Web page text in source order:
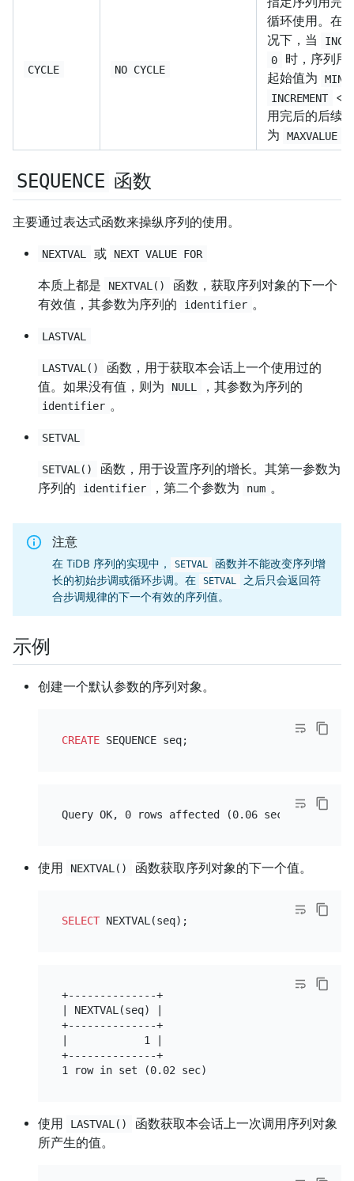
CYCLE NO CYCLE
循环使用。在
况下，当
0
时，序列用
起始值为
INCREMENT
<
用完后的后续
为
MAXVALUE
SEQUENCE 函数
主要通过表达式函数来操纵序列的使用。
NEXTVAL 或 NEXT VALUE FOR
本质上都是 NEXTVAL()
函数，获取序列对象的下一个
有效值，其参数为序列的
identifier 。
LASTVAL
LASTVAL()
函数，用于获取本会话上一个使用过的
值。如果没有值，则为
NULL ，其参数为序列的
identifier 。
SETVAL
SETVAL()
函数，用于设置序列的增长。其第一参数为
序列的
identifier ，第二个参数为 num 。
注意
在 TiDB 序列的实现中， SETVAL
函数并不能改变序列增
长的初始步调或循环步调。在
SETVAL
之后只会返回符
合步调规律的下一个有效的序列值。
示例
创建一个默认参数的序列对象。
CREATE
使用 NEXTVAL() 函数获取序列对象的下一个值。
SELECT
+--------------+
| NEXTVAL(seq) |
+--------------+
|            1 |
+--------------+
使用 LASTVAL()
函数获取本会话上一次调用序列对象
所产生的值。